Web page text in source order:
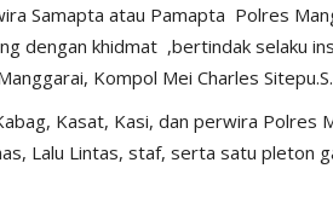
Samapta atau Pamapta Polres
dengan khidmat ,bertindak selaku
Kompol Mei Charles
Kasat, Kasi, dan perwira Polres
Lalu Lintas, staf, serta satu pleton